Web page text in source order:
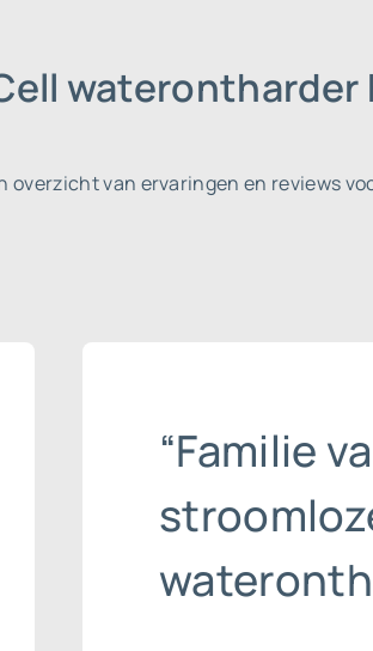
waterontharder
overzicht van ervaringen en reviews
“Familie